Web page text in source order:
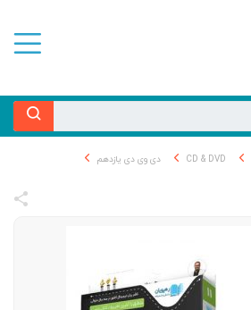
CD & DVD دی وی دی یازدهم